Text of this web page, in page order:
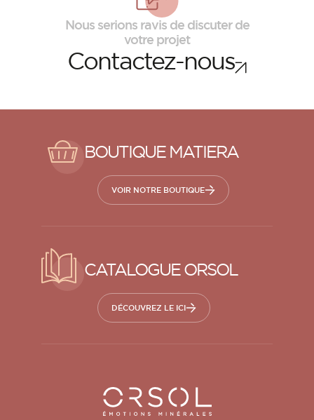
Nous serions ravis de discuter de
votre projet
Contactez-nous
BOUTIQUE MATIERA
VOIR NOTRE BOUTIQUE
CATALOGUE ORSOL
DÉCOUVREZ LE ICI
Orsol S.A.